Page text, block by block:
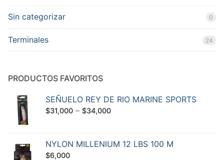
Sin categorizar 0
Terminales 24
PRODUCTOS FAVORITOS
SEÑUELO REY DE RIO MARINE SPORTS
$31,000 – $34,000
NYLON MILLENIUM 12 LBS 100 M
$6,000